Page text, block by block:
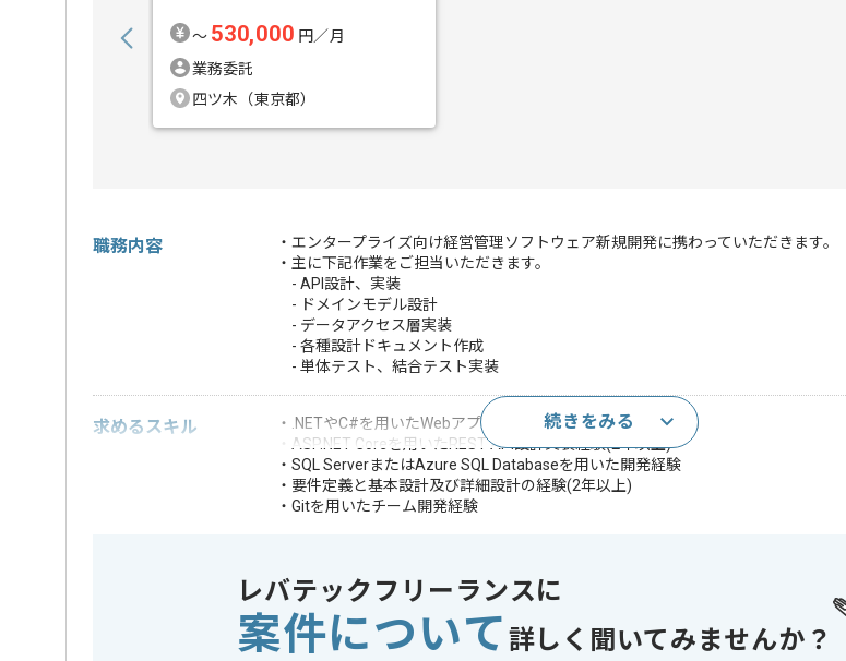
〜 530,000 円／月
業務委託
四ツ木（東京都）
職務内容
・エンタープライズ向け経営管理ソフトウェア新規開発に携わっていただきます。
・主に下記作業をご担当いただきます。
- API設計、実装
- ドメインモデル設計
- データアクセス層実装
- 各種設計ドキュメント作成
- 単体テスト、結合テスト実装
求めるスキル
・.NETやC#を用いたWebアプリケーション開発経験(3年以上)
・ASP.NET Coreを用いたREST API設計実装経験(2年以上)
・SQL ServerまたはAzure SQL Databaseを用いた開発経験
・要件定義と基本設計及び詳細設計の経験(2年以上)
・Gitを用いたチーム開発経験
歓迎スキル
・Microsoft Azureを用いた実務経験
・ワークフローエンジンを用いた開発経験
・CPMやEPMや経営管理や会計または財務領域のソフトウェア開発経験
・大規模データ処理の経験(数千万〜数億レコード規模)
続きをみる
レバテックフリーランスに
案件について 詳しく聞いてみませんか？